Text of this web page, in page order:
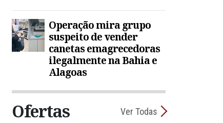
Operação mira grupo
suspeito de vender
canetas emagrecedoras
ilegalmente na Bahia e
Alagoas
Ofertas Ver Todas